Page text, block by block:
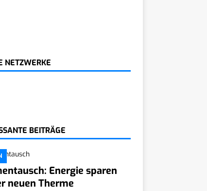
NETZWERKE
BEITRÄGE
Energie sparen
neuen Therme